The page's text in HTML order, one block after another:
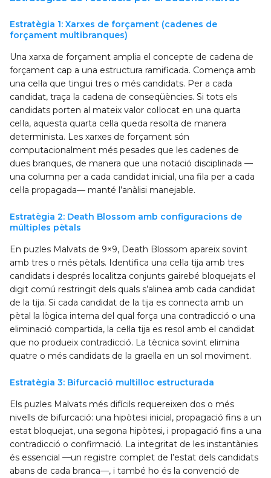
Estratègia 1: Xarxes de forçament (cadenes de
forçament multibranques)
Una xarxa de forçament amplia el concepte de cadena de
forçament cap a una estructura ramificada. Comença amb
una cel·la que tingui tres o més candidats. Per a cada
candidat, traça la cadena de conseqüències. Si tots els
candidats porten al mateix valor col·locat en una quarta
cel·la, aquesta quarta cel·la queda resolta de manera
determinista. Les xarxes de forçament són
computacionalment més pesades que les cadenes de
dues branques, de manera que una notació disciplinada —
una columna per a cada candidat inicial, una fila per a cada
cel·la propagada— manté l’anàlisi manejable.
Estratègia 2: Death Blossom amb configuracions de
múltiples pètals
En puzles Malvats de 9×9, Death Blossom apareix sovint
amb tres o més pètals. Identifica una cel·la tija amb tres
candidats i després localitza conjunts gairebé bloquejats el
digit comú restringit dels quals s’alinea amb cada candidat
de la tija. Si cada candidat de la tija es connecta amb un
pètal la lògica interna del qual força una contradicció o una
eliminació compartida, la cel·la tija es resol amb el candidat
que no produeix contradicció. La tècnica sovint elimina
quatre o més candidats de la graella en un sol moviment.
Estratègia 3: Bifurcació multilloc estructurada
Els puzles Malvats més difícils requereixen dos o més
nivells de bifurcació: una hipòtesi inicial, propagació fins a un
estat bloquejat, una segona hipòtesi, i propagació fins a una
contradicció o confirmació. La integritat de les instantànies
és essencial —un registre complet de l’estat dels candidats
abans de cada branca—, i també ho és la convenció de